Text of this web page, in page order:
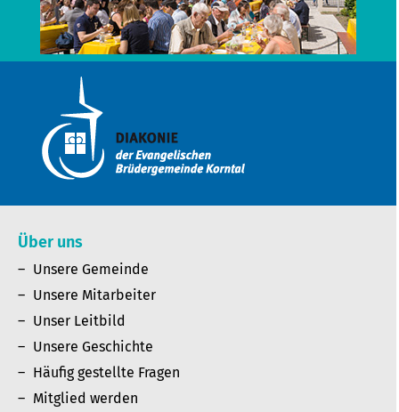
Über uns
Unsere Gemeinde
Unsere Mitarbeiter
Unser Leitbild
Unsere Geschichte
Häufig gestellte Fragen
Mitglied werden